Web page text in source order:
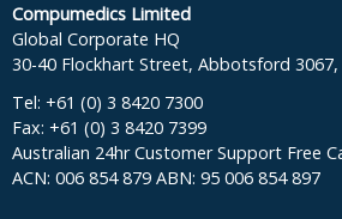
Compumedics Limited
Global Corporate HQ
30-40 Flockhart Street, Abbotsford
Tel: +61 (0) 3 8420 7300
Fax: +61 (0) 3 8420 7399
Australian 24hr Customer Support Free
ACN: 006 854 879 ABN: 95 006 854 897